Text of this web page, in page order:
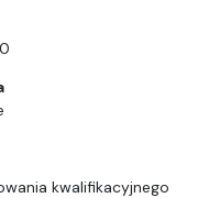
kwalifikacyjnego